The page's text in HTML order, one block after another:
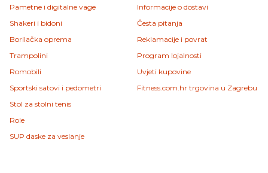
Pametne i digitalne vage
Shakeri i bidoni
Borilačka oprema
Trampolini
Romobili
Sportski satovi i pedometri
Stol za stolni tenis
Role
SUP daske za veslanje
Informacije o dostavi
Česta pitanja
Reklamacije i povrat
Program lojalnosti
Uvjeti kupovine
Fitness.com.hr trgovina u Zagrebu